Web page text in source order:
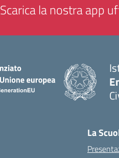
Scarica la nostra app
La